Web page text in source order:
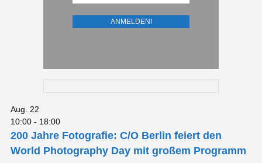
Aug. 22
10:00 - 18:00
200 Jahre Fotografie: C/O Berlin feiert den
World Photography Day mit großem Programm